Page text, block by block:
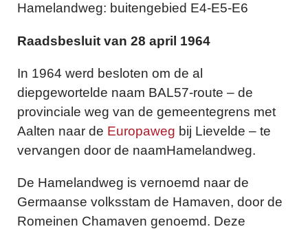
Hamelandweg: buitengebied E4-E5-E6
Raadsbesluit van 28 april 1964
In 1964 werd besloten om de al
diepgewortelde naam BAL57-route – de
provinciale weg van de gemeentegrens met
Aalten naar de Europaweg bij Lievelde – te
vervangen door de naamHamelandweg.
De Hamelandweg is vernoemd naar de
Germaanse volksstam de Hamaven, door de
Romeinen Chamaven genoemd. Deze